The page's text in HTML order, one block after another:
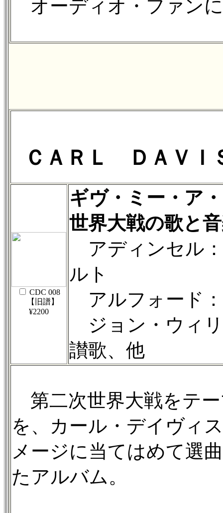
オーディオ・ファン
ＣＡＲＬ ＤＡＶＩ
CDC 008
【旧譜】
¥2200
ギヴ・ミー・ア
世界大戦の歌と
アディンセル
ルト
アルフォード
ジョン・ウィ
讃歌、他
第二次世界大戦をテ
を、カール・デイヴィ
メージに当てはめて選
たアルバム。